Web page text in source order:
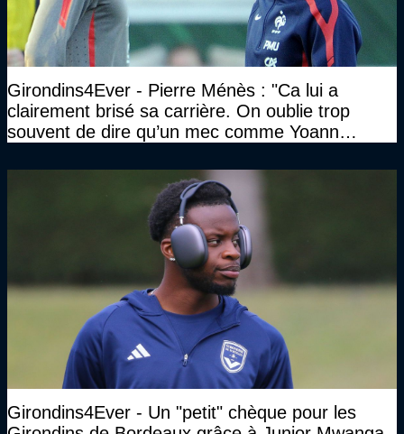
Girondins4Ever - Pierre Ménès : "Ca lui a
clairement brisé sa carrière. On oublie trop
souvent de dire qu’un mec comme Yoann
Girondins4Ever - Un "petit" chèque pour les